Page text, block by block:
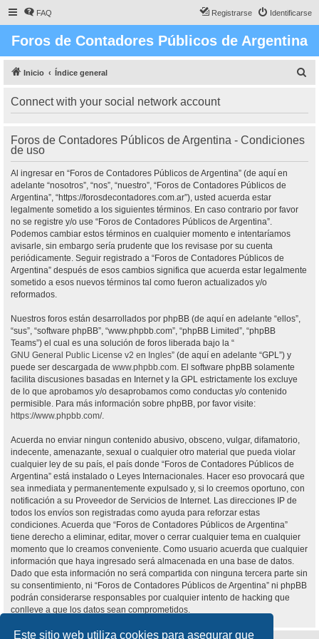
Este sitio web utiliza cookies para asegurar que
FAQ Identificarse
Registrarse
Foros de Contadores Públicos de Argentina
Inicio Índice general
Connect with your social network account
Foros de Contadores Públicos de Argentina - Condiciones
de uso
Al ingresar en “Foros de Contadores Públicos de Argentina” (de aquí en
adelante “nosotros”, “nos”, “nuestro”, “Foros de Contadores Públicos de
Argentina”, “https://forosdecontadores.com.ar”), usted acuerda estar
legalmente sometido a los siguientes términos. En caso contrario por favor
no se registre y/o use “Foros de Contadores Públicos de Argentina”.
Podemos cambiar estos términos en cualquier momento e intentaríamos
avisarle, sin embargo sería prudente que los revisase por su cuenta
periódicamente. Seguir registrado a “Foros de Contadores Públicos de
Argentina” después de esos cambios significa que acuerda estar legalmente
sometido a esos nuevos términos tal como fueron actualizados y/o
reformados.
Nuestros foros están desarrollados por phpBB (de aquí en adelante “ellos”,
“sus”, “software phpBB”, “www.phpbb.com”, “phpBB Limited”, “phpBB
Teams”) el cual es una solución de foros liberada bajo la “
GNU General Public License v2 en Ingles” (de aquí en adelante “GPL”) y
puede ser descargada de www.phpbb.com. El software phpBB solamente
facilita discusiones basadas en Internet y la GPL estrictamente los excluye
de lo que aprobamos y/o desaprobamos como conductas y/o contenido
permisible. Para más información sobre phpBB, por favor visite:
https://www.phpbb.com/.
Acuerda no enviar ningun contenido abusivo, obsceno, vulgar, difamatorio,
indecente, amenazante, sexual o cualquier otro material que pueda violar
cualquier ley de su país, el país donde “Foros de Contadores Públicos de
Argentina” está instalado o Leyes Internacionales. Hacer eso provocará que
sea inmediata y permanentemente expulsado y, si lo creemos oportuno, con
notificación a su Proveedor de Servicios de Internet. Las direcciones IP de
todos los envíos son registradas como ayuda para reforzar estas
condiciones. Acuerda que “Foros de Contadores Públicos de Argentina”
tiene derecho a eliminar, editar, mover o cerrar cualquier tema en cualquier
momento que lo creamos conveniente. Como usuario acuerda que cualquier
información que haya ingresado será almacenada en una base de datos.
Dado que esta información no será compartida con ninguna tercera parte sin
su consentimiento, ni “Foros de Contadores Públicos de Argentina” ni phpBB
podrán considerarse responsables por cualquier intento de hacking que
conlleve a que los datos sean comprometidos.